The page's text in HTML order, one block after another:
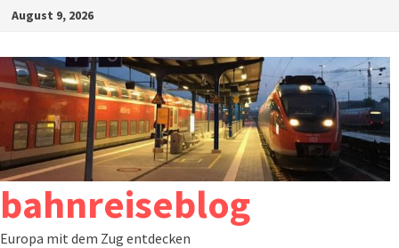
Zum
springen
August 9, 2026
bahnreiseblog
Europa mit dem Zug entdecken